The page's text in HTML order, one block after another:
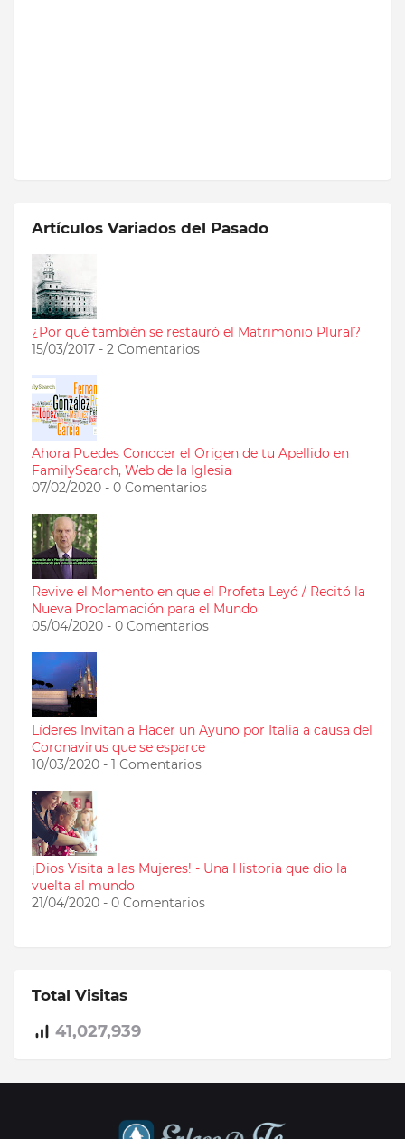
Artículos Variados del Pasado
¿Por qué también se restauró el Matrimonio Plural?
15/03/2017 - 2 Comentarios
Ahora Puedes Conocer el Origen de tu Apellido en
FamilySearch, Web de la Iglesia
07/02/2020 - 0 Comentarios
Revive el Momento en que el Profeta Leyó / Recitó la
Nueva Proclamación para el Mundo
05/04/2020 - 0 Comentarios
Líderes Invitan a Hacer un Ayuno por Italia a causa del
Coronavirus que se esparce
10/03/2020 - 1 Comentarios
¡Dios Visita a las Mujeres! - Una Historia que dio la
vuelta al mundo
21/04/2020 - 0 Comentarios
Total Visitas
41,027,939